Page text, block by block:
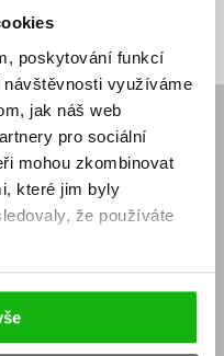
poskytování funkcí
využíváme
jak náš web
pro sociální
mohou zkombinovat
které jim byly
že používáte
Přihlásit se
Knižní novinky
Dárkové poukazy
Affiliate program